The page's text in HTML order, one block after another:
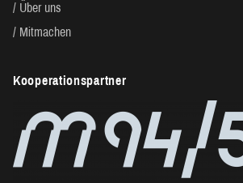
Über uns
Mitmachen
Kooperationspartner